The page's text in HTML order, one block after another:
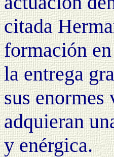
citada
formación
la entrega
sus
adquieran
y enérgica.